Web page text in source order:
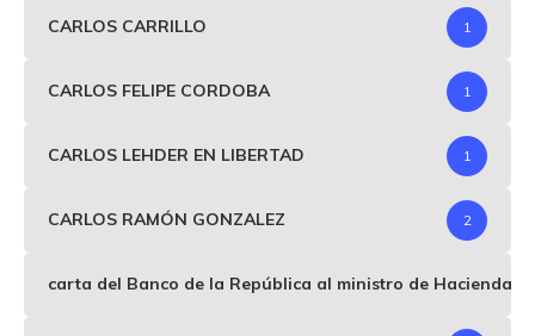
CARLOS CARRILLO 1
CARLOS FELIPE CORDOBA 1
CARLOS LEHDER EN LIBERTAD 1
CARLOS RAMÓN GONZALEZ 2
carta del Banco de la República al ministro de Hacienda